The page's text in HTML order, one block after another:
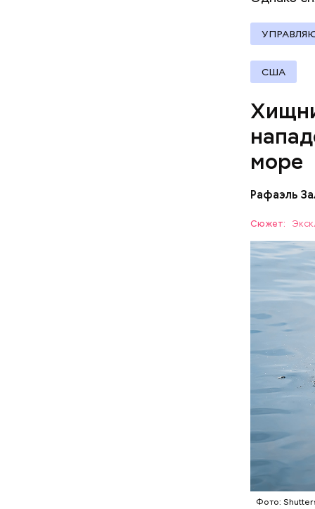
США
море
Рафаэль
Сюжет:
Фото:
— Очень
когда
этих
назад о
вполне
Часы
По
раз